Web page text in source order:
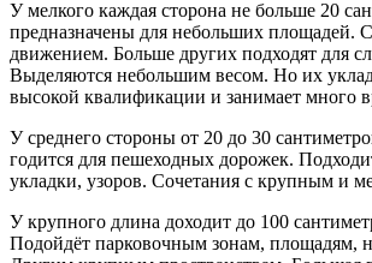
У мелкого каждая сторона не больше 20
предназначены для небольших площадей.
движением. Больше других подходят для
Выделяются небольшим весом. Но их
высокой квалификации и занимает много
У среднего стороны от 20 до 30
годится для пешеходных дорожек.
укладки, узоров. Сочетания с крупным и
У крупного длина доходит до 100
Подойдёт парковочным зонам, площадям,